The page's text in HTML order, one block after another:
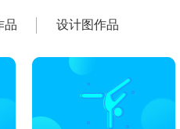
品 设计图作品